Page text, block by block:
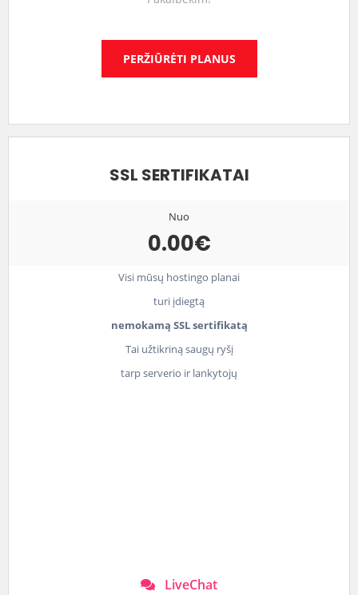
PERŽIŪRĖTI PLANUS
SSL SERTIFIKATAI
Nuo
0.00€
Visi mūsų hostingo planai
turi įdiegtą
nemokamą SSL sertifikatą
Tai užtikriną saugų ryšį
tarp serverio ir lankytojų
LiveChat